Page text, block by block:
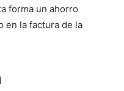
forma un ahorro
en la factura de la